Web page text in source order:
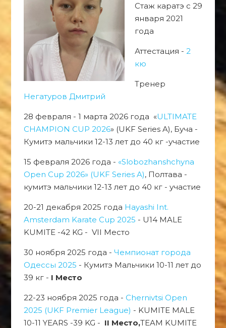
Стаж каратэ с 29
января 2021
года
Аттестация - 2
кю
Тренер
Негатуров Дмитрий
28 февраля - 1 марта 2026 года «ULTIMATE
CHAMPION CUP 2026» (UKF Series A), Буча -
Кумитэ мальчики 12-13 лет до 40 кг -участие
15 февраля 2026 года - «Slobozhanshchyna
Open Cup 2026» (UKF Series A), Полтава -
кумитэ мальчики 12-13 лет до 40 кг - участие
20-21 декабря 2025 года Hayashi Int.
Amsterdam Karate Cup 2025 - U14 MALE
KUMITE -42 KG - VII Место
30 ноября 2025 года - Чемпионат города
Одессы 2025 - Кумитэ Мальчики 10-11 лет до
39 кг - I Место
22-23 ноября 2025 года - Chernivtsi Open
2025 (UKF Premier League) - KUMITE MALE
10-11 YEARS -39 KG - II Место,TEAM KUMITE